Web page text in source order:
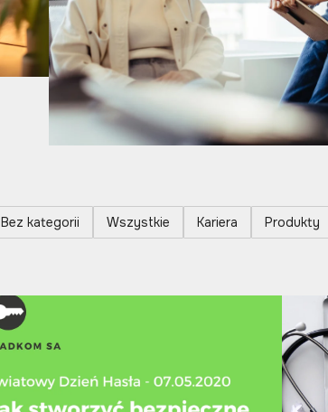
Bez kategorii Wszystkie Kariera Produkty